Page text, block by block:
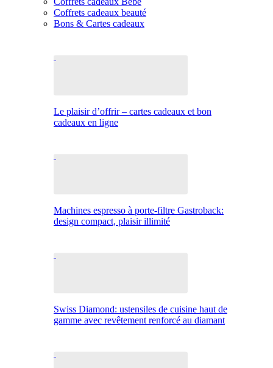
Coffrets cadeaux beauté
Bons & Cartes cadeaux
Le plaisir d’offrir – cartes cadeaux et bon
cadeaux en ligne
Machines espresso à porte-filtre Gastroback:
design compact, plaisir illimité
Swiss Diamond: ustensiles de cuisine haut de
gamme avec revêtement renforcé au diamant